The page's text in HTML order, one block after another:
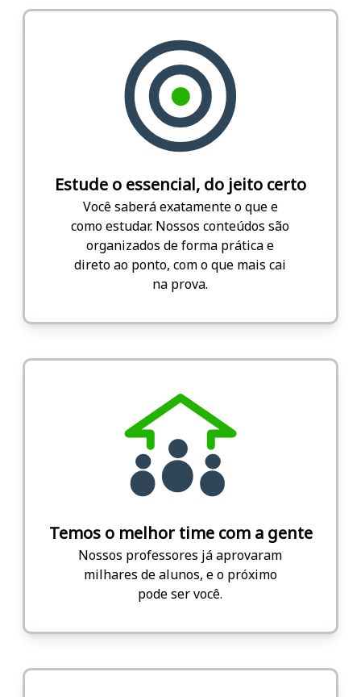
Estude o essencial, do jeito certo
Você saberá exatamente o que e
como estudar. Nossos conteúdos são
organizados de forma prática e
direto ao ponto, com o que mais cai
na prova.
Temos o melhor time com a gente
Nossos professores já aprovaram
milhares de alunos, e o próximo
pode ser você.